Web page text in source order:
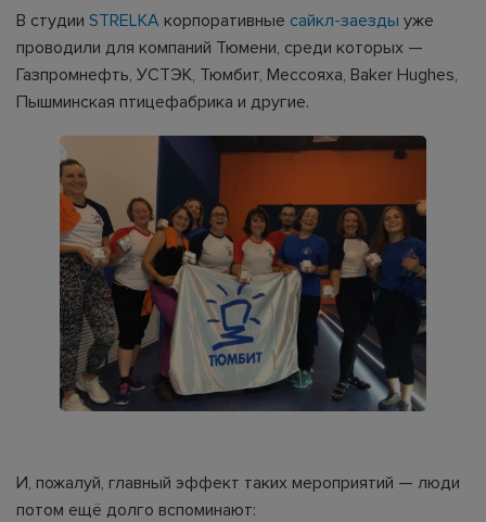
В студии STRELKA корпоративные сайкл-заезды уже
проводили для компаний Тюмени, среди которых —
Газпромнефть, УСТЭК, Тюмбит, Мессояха, Baker Hughes,
Пышминская птицефабрика и другие.
И, пожалуй, главный эффект таких мероприятий — люди
потом ещё долго вспоминают: